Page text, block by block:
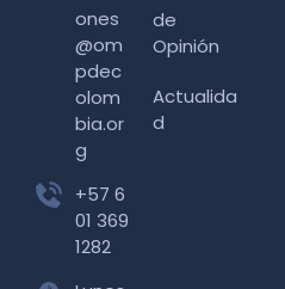
ones
@om
pdec
olom
bia.or
g
+57 6
01 369
1282
de
Opinión
Actualida
d